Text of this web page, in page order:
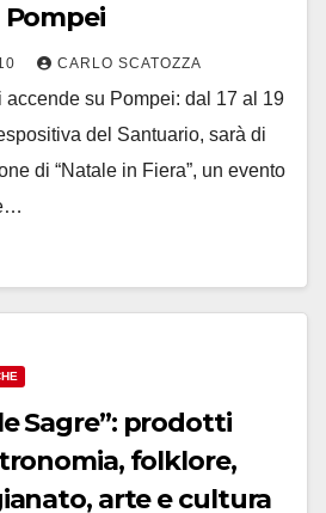
Pompei
CARLO SCATOZZA
accende su Pompei: dal 17 al 19
del Santuario, sarà di
di “Natale in Fiera”, un evento
Sagre”: prodotti
folklore,
arte e cultura